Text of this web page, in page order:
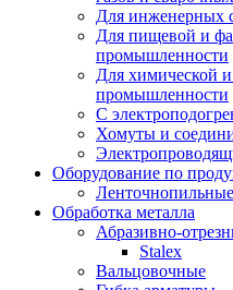
Для инженерных
Для пищевой и
промышленности
Для химической
промышленности
С
Хомуты и
Оборудование по
Обработка металла
Абразивно-
Stalex
Вальцовочные